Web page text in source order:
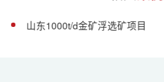
山东1000t/d金矿浮选矿项目